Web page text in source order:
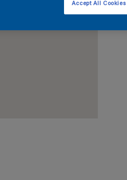
Accept All Cookies